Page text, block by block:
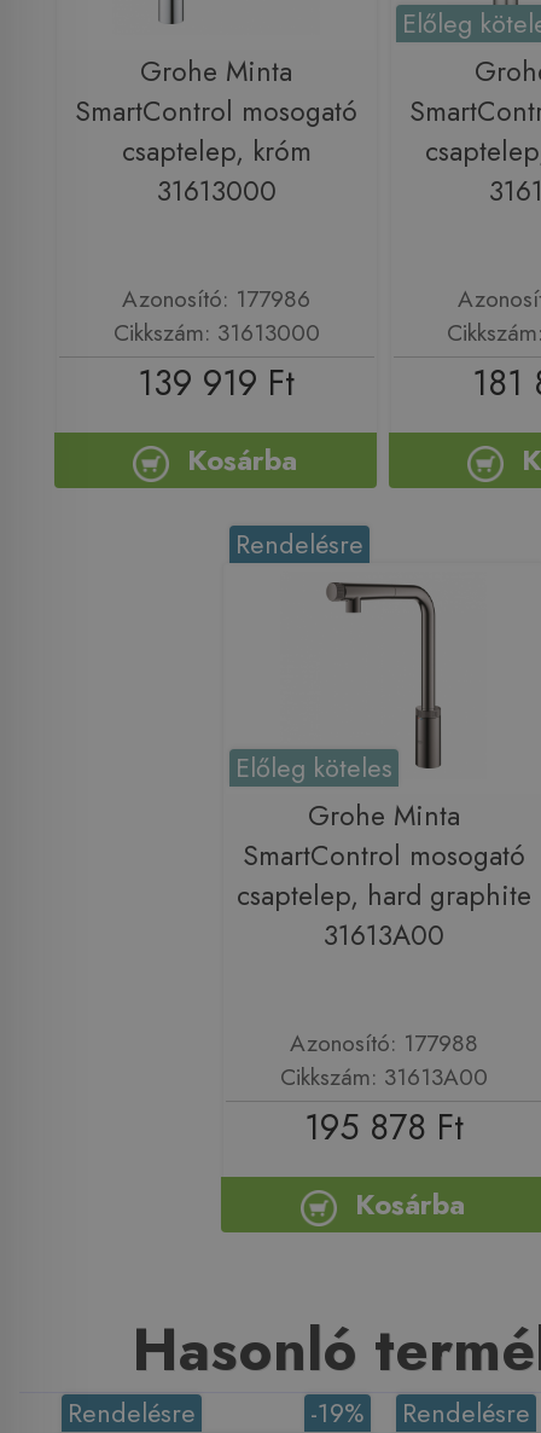
Grohe Minta
SmartControl mosogató
csaptelep, króm
31613000
Azonosító: 177986
Cikkszám: 31613000
139 919 Ft
Kosárba
Előleg
181
Rendelésre
Előleg köteles
Grohe Minta
SmartControl mosogató
csaptelep, hard graphite
31613A00
Azonosító: 177988
Cikkszám: 31613A00
195 878 Ft
Kosárba
Hasonló
-19%
Rendelésre Rendelésre